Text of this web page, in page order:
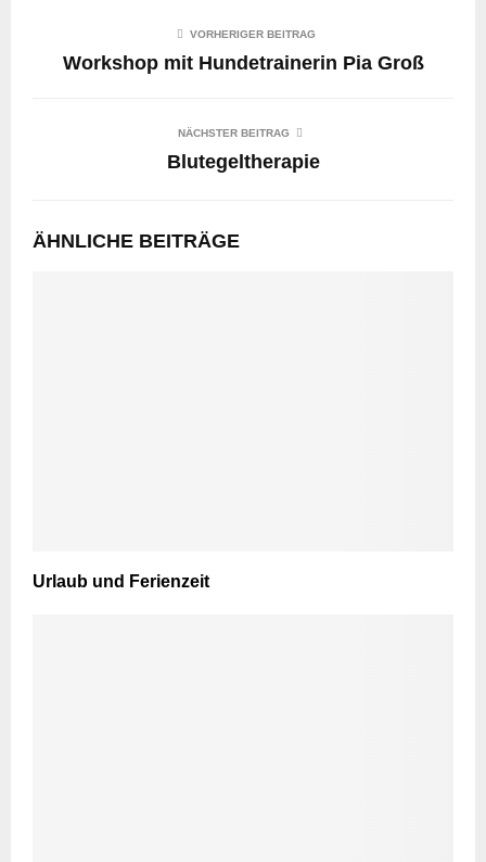
VORHERIGER BEITRAG
Workshop mit Hundetrainerin Pia Groß
NÄCHSTER BEITRAG
Blutegeltherapie
ÄHNLICHE BEITRÄGE
Urlaub und Ferienzeit